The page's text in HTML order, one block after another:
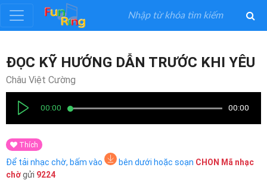
Đăng
ký
nhập
Thể
Loại
ĐỌC KỸ HƯỚNG DẪN TRƯỚC KHI YÊU
Châu Việt Cường
00:00 00:00
Thích
Để tải nhạc chờ, bấm vào bên dưới hoặc soạn CHON Mã nhạc
chờgửi 9224